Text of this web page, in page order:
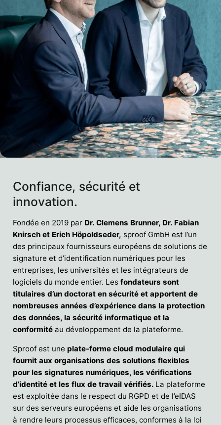
Confiance, sécurité et
innovation.
Fondée en 2019 par Dr. Clemens Brunner, Dr. Fabian
Knirsch et Erich Höpoldseder, sproof GmbH est l’un
des principaux fournisseurs européens de solutions de
signature et d’identification numériques pour les
entreprises, les universités et les intégrateurs de
logiciels du monde entier. Lesfondateurs sont
titulaires d’un doctorat en sécurité et apportent de
nombreuses années d’expérience dans la protection
des données, la sécurité informatique et la
conformitéau développement de la plateforme.
Sproof est une plate-forme cloud modulaire qui
fournit aux organisations des solutions flexibles
pour les signatures numériques, les vérifications
d’identité et les flux de travail vérifiés. La plateforme
est exploitée dans le respect du RGPD et de l’eIDAS
sur des serveurs européens et aide les organisations
à rendre leurs processus efficaces, conformes à la loi